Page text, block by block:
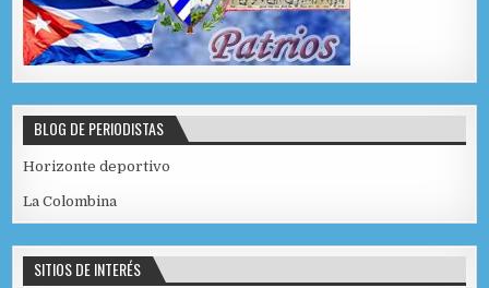
BLOG DE PERIODISTAS
Horizonte deportivo
La Colombina
SITIOS DE INTERÉS